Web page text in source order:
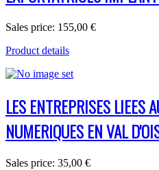
Sales price: 155,00 €
Product details
LES ENTREPRISES LIEES
NUMERIQUES EN VAL
Sales price: 35,00 €